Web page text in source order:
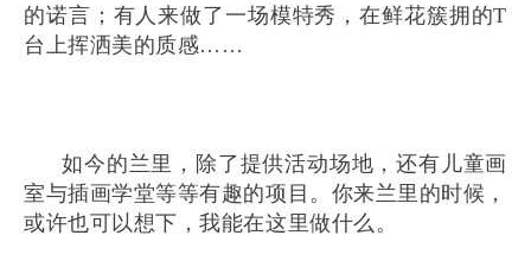
的诺言；有人来做了一场模特秀，在鲜花簇拥的T
台上挥洒美的质感……
如今的兰里，除了提供活动场地，还有儿童画
室与插画学堂等等有趣的项目。你来兰里的时候，
或许也可以想下，我能在这里做什么。